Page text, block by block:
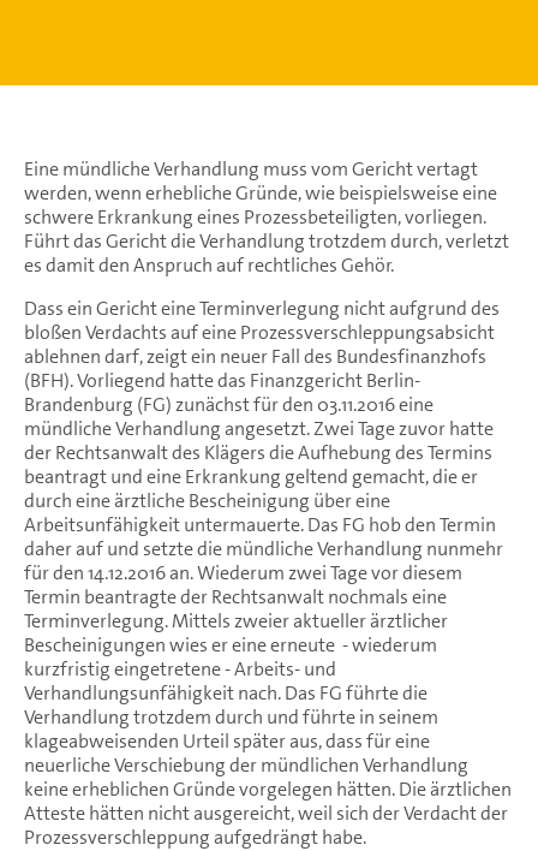
Eine mündliche Verhandlung muss vom Gericht vertagt
werden, wenn erhebliche Gründe, wie beispielsweise eine
schwere Erkrankung eines Prozessbeteiligten, vorliegen.
Führt das Gericht die Verhandlung trotzdem durch, verletzt
es damit den Anspruch auf rechtliches Gehör.
Dass ein Gericht eine Terminverlegung nicht aufgrund des
bloßen Verdachts auf eine Prozessverschleppungsabsicht
ablehnen darf, zeigt ein neuer Fall des Bundesfinanzhofs
(BFH). Vorliegend hatte das Finanzgericht Berlin-
Brandenburg (FG) zunächst für den 03.11.2016 eine
mündliche Verhandlung angesetzt. Zwei Tage zuvor hatte
der Rechtsanwalt des Klägers die Aufhebung des Termins
beantragt und eine Erkrankung geltend gemacht, die er
durch eine ärztliche Bescheinigung über eine
Arbeitsunfähigkeit untermauerte. Das FG hob den Termin
daher auf und setzte die mündliche Verhandlung nunmehr
für den 14.12.2016 an. Wiederum zwei Tage vor diesem
Termin beantragte der Rechtsanwalt nochmals eine
Terminverlegung. Mittels zweier aktueller ärztlicher
Bescheinigungen wies er eine erneute - wiederum
kurzfristig eingetretene - Arbeits- und
Verhandlungsunfähigkeit nach. Das FG führte die
Verhandlung trotzdem durch und führte in seinem
klageabweisenden Urteil später aus, dass für eine
neuerliche Verschiebung der mündlichen Verhandlung
keine erheblichen Gründe vorgelegen hätten. Die ärztlichen
Atteste hätten nicht ausgereicht, weil sich der Verdacht der
Prozessverschleppung aufgedrängt habe.